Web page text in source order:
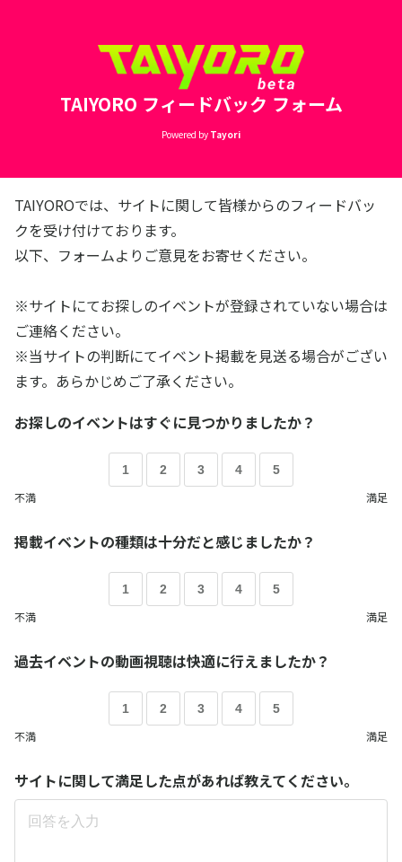
TAIYORO フィードバック フォーム
Powered by Tayori
TAIYOROでは、サイトに関して皆様からのフィードバッ
クを受け付けております。
以下、フォームよりご意見をお寄せください。
※サイトにてお探しのイベントが登録されていない場合は
ご連絡ください。
※当サイトの判断にてイベント掲載を見送る場合がござい
ます。あらかじめご了承ください。
お探しのイベントはすぐに見つかりましたか？
1 2 3 4 5
不満 満足
掲載イベントの種類は十分だと感じましたか？
1 2 3 4 5
不満 満足
過去イベントの動画視聴は快適に行えましたか？
1 2 3 4 5
不満 満足
サイトに関して満足した点があれば教えてください。